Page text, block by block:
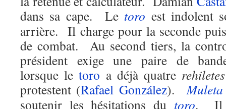
dans sa cape. Le toro est indolent
arrière. Il charge pour la seconde
de combat. Au second tiers, la
président exige une paire de
lorsque letoro a déjà quatre rehiletes
protestent (Rafael González).Muleta
soutenir les hésitations du toro. Il